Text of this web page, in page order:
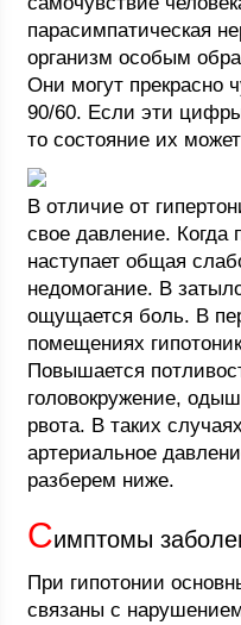
парасимпатическая
организм особым
Они могут прекрасно
90/60. Если эти
то состояние их
В отличие от
свое давление. Когда
наступает общая
недомогание. В
ощущается боль. В
помещениях
Повышается
головокружение,
рвота. В таких
артериальное
разберем ниже.
Симптомы
При гипотонии
связаны с